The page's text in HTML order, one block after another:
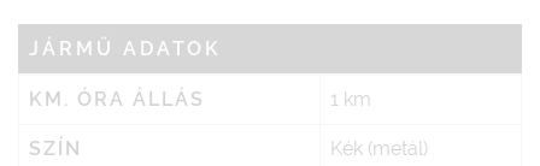
JÁRMŰ ADATOK
KM. ÓRA ÁLLÁS 1 km
SZÍN Kék (metál)